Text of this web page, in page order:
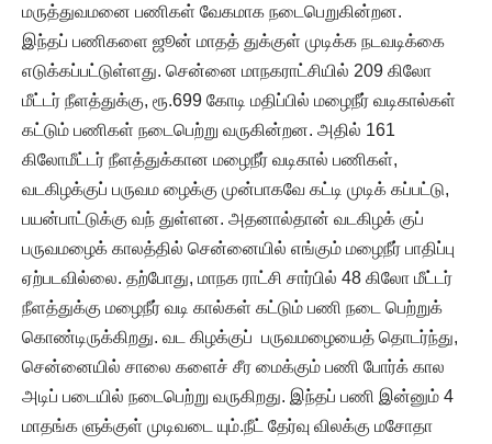
மருத்துவமனை பணிகள் வேகமாக நடைபெறுகின்றன.
இந்தப் பணிகளை ஜூன் மாதத் துக்குள் முடிக்க நடவடிக்கை
எடுக்கப்பட்டுள்ளது. சென்னை மாநகராட்சியில் 209 கிலோ
மீட்டர் நீளத்துக்கு, ரூ.699 கோடி மதிப்பில் மழைநீர் வடிகால்கள்
கட்டும் பணிகள் நடைபெற்று வருகின்றன. அதில் 161
கிலோமீட்டர் நீளத்துக்கான மழைநீர் வடிகால் பணிகள்,
வடகிழக்குப் பருவம ழைக்கு முன்பாகவே கட்டி முடிக் கப்பட்டு,
பயன்பாட்டுக்கு வந் துள்ளன. அதனால்தான் வடகிழக் குப்
பருவமழைக் காலத்தில் சென்னையில் எங்கும் மழைநீர் பாதிப்பு
ஏற்படவில்லை. தற்போது, மாநக ராட்சி சார்பில் 48 கிலோ மீட்டர்
நீளத்துக்கு மழைநீர் வடி கால்கள் கட்டும் பணி நடை பெற்றுக்
கொண்டிருக்கிறது. வட கிழக்குப் பருவமழையைத் தொடர்ந்து,
சென்னையில் சாலை களைச் சீர மைக்கும் பணி போர்க் கால
அடிப் படையில் நடைபெற்று வருகிறது. இந்தப் பணி இன்னும் 4
மாதங்க ளுக்குள் முடிவடை யும்.நீட் தேர்வு விலக்கு மசோதா